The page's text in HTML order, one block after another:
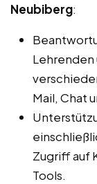
Neubiberg:
Mail, Chat
Zugriff auf
Tools.